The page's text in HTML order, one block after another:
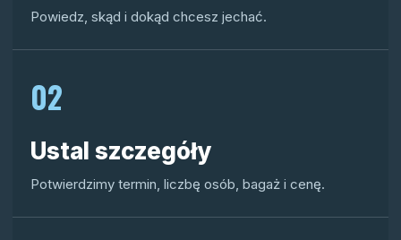
Powiedz, skąd i dokąd chcesz jechać.
02
Ustal szczegóły
Potwierdzimy termin, liczbę osób, bagaż i cenę.